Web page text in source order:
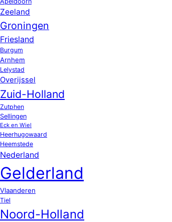
Zeeland
Groningen
Friesland
Burgum
Arnhem
Lelystad
Overijssel
Zuid-Holland
Zutphen
Sellingen
Eck en Wiel
Heerhugowaard
Heemstede
Nederland
Gelderland
Vlaanderen
Tiel
Noord-Holland